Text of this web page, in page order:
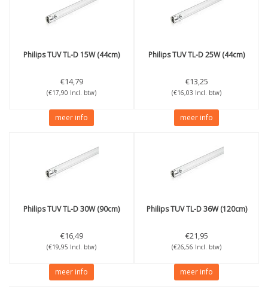
PhilipsTUV TL-D 15W (44cm)
€14,79
(€17,90 Incl. btw)
meer info
PhilipsTUV TL-D 25W (44cm)
€13,25
(€16,03 Incl. btw)
meer info
PhilipsTUV TL-D 30W (90cm)
€16,49
(€19,95 Incl. btw)
meer info
PhilipsTUV TL-D 36W (120cm)
€21,95
(€26,56 Incl. btw)
meer info